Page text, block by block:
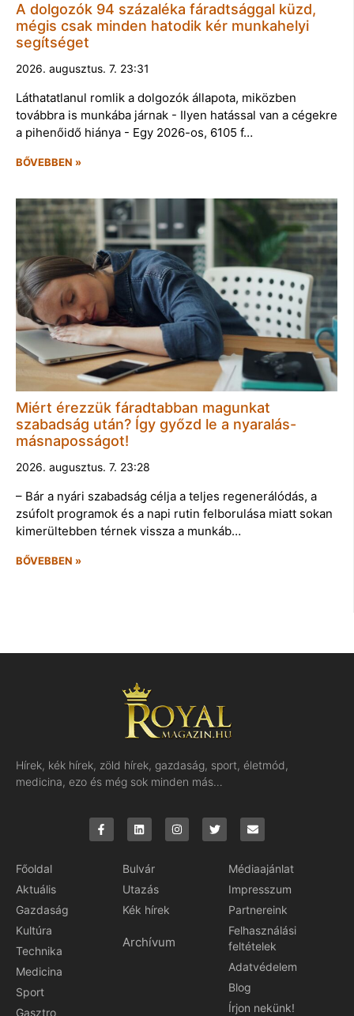
A dolgozók 94 százaléka fáradtsággal küzd,
mégis csak minden hatodik kér munkahelyi
segítséget
2026. augusztus. 7. 23:31
Láthatatlanul romlik a dolgozók állapota, miközben
továbbra is munkába járnak - Ilyen hatással van a cégekre
a pihenőidő hiánya - Egy 2026-os, 6105 f…
BŐVEBBEN »
Miért érezzük fáradtabban magunkat
szabadság után? Így győzd le a nyaralás-
másnaposságot!
2026. augusztus. 7. 23:28
– Bár a nyári szabadság célja a teljes regenerálódás, a
zsúfolt programok és a napi rutin felborulása miatt sokan
kimerültebben térnek vissza a munkáb…
BŐVEBBEN »
Hírek, kék hírek, zöld hírek, gazdaság, sport, életmód,
medicina, ezo és még sok minden más…
Főoldal
Aktuális
Gazdaság
Kultúra
Technika
Medicina
Sport
Gasztro
Bulvár
Utazás
Kék hírek
Archívum
Médiaajánlat
Impresszum
Partnereink
Felhasználási
feltételek
Adatvédelem
Blog
Írjon nekünk!